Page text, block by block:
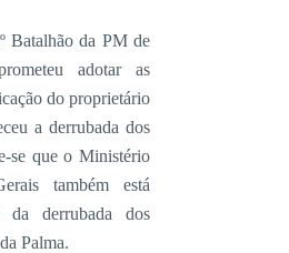
Batalhão da PM de
adotar as
do proprietário
a derrubada dos
se que o Ministério
também está
da derrubada dos
Palma.